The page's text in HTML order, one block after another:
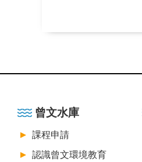
曾文水庫
課程申請
認識曾文環境教育